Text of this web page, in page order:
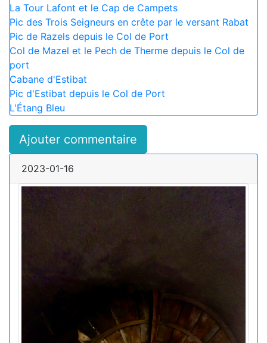
La Tour Lafont et le Cap de Campets
Pic des Trois Seigneurs en crête par le versant Rabat
Pic de Razels depuis le Col de Port
Col de Mazel et le Pech de Therme depuis le Col de
port
Cabane d'Estibat
Pic d'Estibat depuis le Col de Port
L'Étang Bleu
Ajouter commentaire
2023-01-16